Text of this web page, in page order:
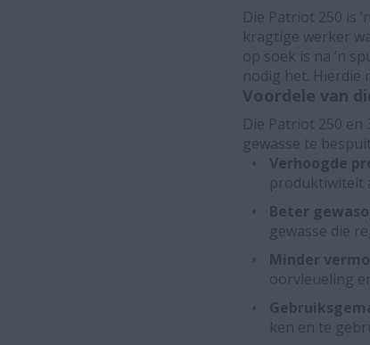
Die Patriot 250 is
kragtige werker
op soek is na ’n
nodig het. Hierdie
Voordele van
Die Patriot 250 en
gewasse te
Verhoogde
produktiwiteit
Beter
gewasse die
Minder
oorvleueling
ken en te